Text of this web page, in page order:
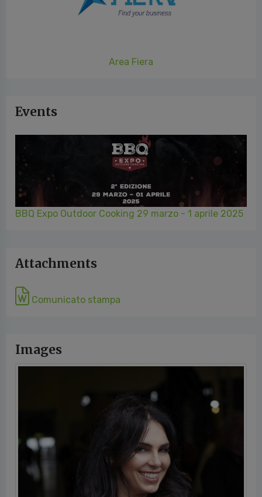
Area Fiera
Events
BBQ Expo Outdoor Cooking 29 marzo - 1 aprile 2025
Attachments
Comunicato stampa
Images